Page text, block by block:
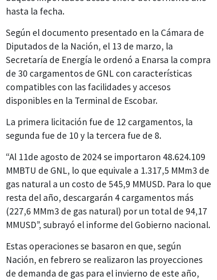
hasta la fecha.
Según el documento presentado en la Cámara de
Diputados de la Nación, el 13 de marzo, la
Secretaría de Energía le ordenó a Enarsa la compra
de 30 cargamentos de GNL con características
compatibles con las facilidades y accesos
disponibles en la Terminal de Escobar.
La primera licitación fue de 12 cargamentos, la
segunda fue de 10 y la tercera fue de 8.
“Al 11de agosto de 2024 se importaron 48.624.109
MMBTU de GNL, lo que equivale a 1.317,5 MMm3 de
gas natural a un costo de 545,9 MMUSD. Para lo que
resta del año, descargarán 4 cargamentos más
(227,6 MMm3 de gas natural) por un total de 94,17
MMUSD”, subrayó el informe del Gobierno nacional.
Estas operaciones se basaron en que, según
Nación, en febrero se realizaron las proyecciones
de demanda de gas para el invierno de este año,